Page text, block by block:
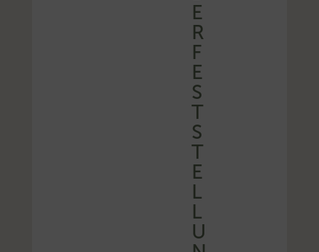
E
R
F
E
S
T
S
T
E
L
L
U